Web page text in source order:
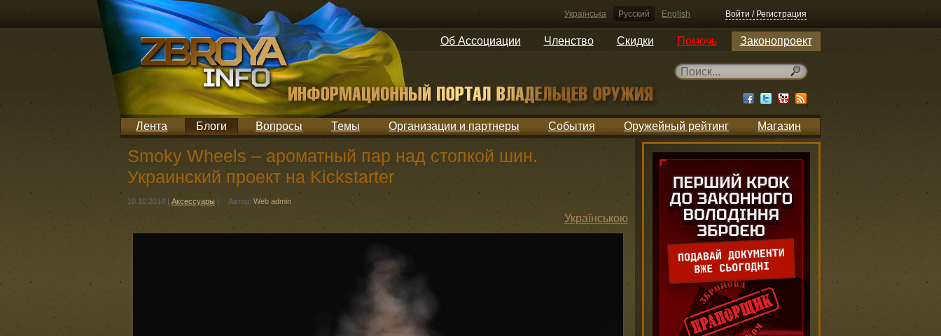
Українська Русский English Войти / Регистрация
Об Ассоциации Членство Скидки Помочь Законопроект
Лента Блоги Вопросы Темы Организации и партнеры События Оружейный рейтинг Магазин
Smoky Wheels – ароматный пар над стопкой шин.
Украинский проект на Kickstarter
10.10.2014 | Аксессуары | Автор: Web admin
Українською